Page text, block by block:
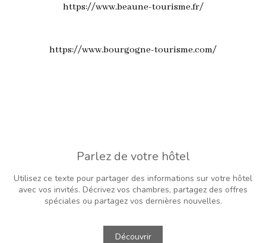
https://www.beaune-tourisme.fr/
https://www.bourgogne-tourisme.com/
Parlez de votre hôtel
Utilisez ce texte pour partager des informations sur votre hôtel
avec vos invités. Décrivez vos chambres, partagez des offres
spéciales ou partagez vos dernières nouvelles.
Découvrir